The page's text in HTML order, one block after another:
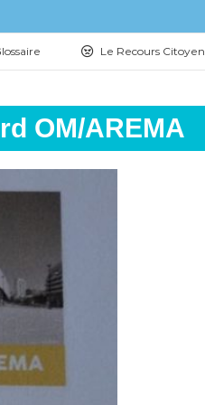
Le Recours Citoyen
OM/AREMA